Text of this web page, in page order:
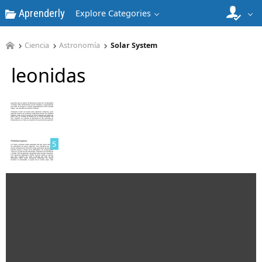
Aprenderly Explore Categories
Ciencia Astronomía Solar System
leonidas
4
5